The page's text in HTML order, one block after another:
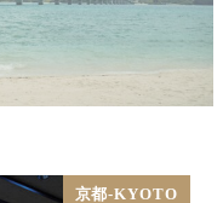
京都-KYOTO